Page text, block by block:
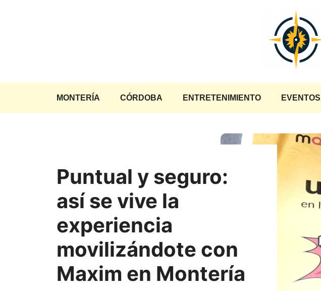
MONTERÍA CÓRDOBA ENTRETENIMIENTO EVENTOS
Puntual y seguro:
así se vive la
experiencia
movilizándote con
Maxim en Montería